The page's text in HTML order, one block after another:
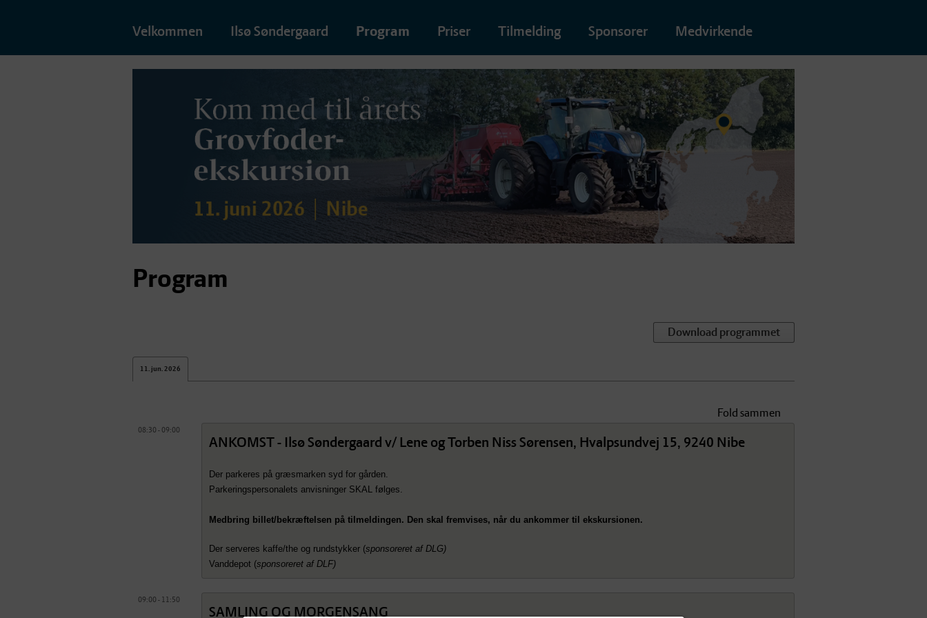
Velkommen Ilsø Søndergaard Program Priser Tilmelding Sponsorer Medvirkende
Program
Download programmet
11. jun. 2026
Fold sammen
08:30 - 09:00
ANKOMST - Ilsø Søndergaard v/ Lene og Torben Niss Sørensen, Hvalpsundvej 15, 9240 Nibe
Der parkeres på græsmarken syd for gården.
Parkeringspersonalets anvisninger SKAL følges.
Medbring billet/bekræftelsen på tilmeldingen. Den skal fremvises, når du ankommer til ekskursionen.
Der serveres kaffe/the og rundstykker (sponsoreret af DLG)
Vanddepot (sponsoreret af DLF)
09:00 - 11:50
SAMLING OG MORGENSANG